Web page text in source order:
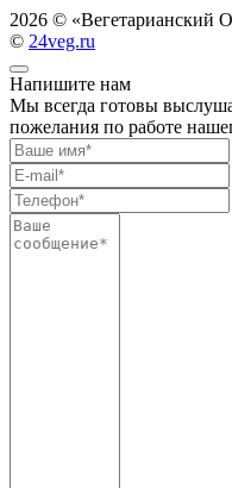
2026 © «Вегетарианский
© 24veg.ru
Напишите нам
Мы всегда готовы
пожелания по работе